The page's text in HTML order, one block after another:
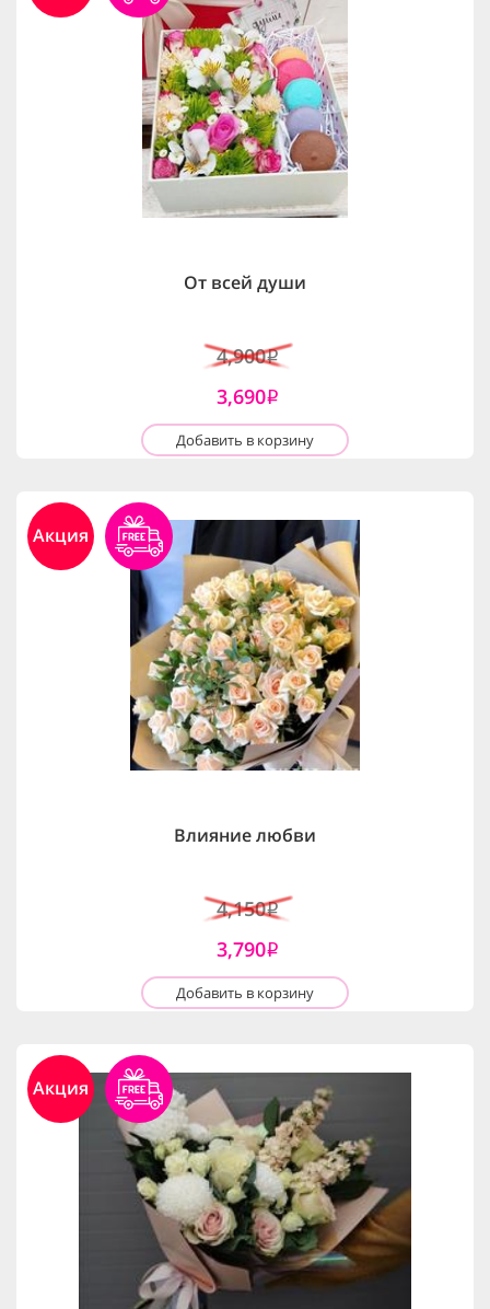
От всей души
4,900i
3,690i
Добавить в корзину
Акция
Влияние любви
4,150i
3,790i
Добавить в корзину
Акция